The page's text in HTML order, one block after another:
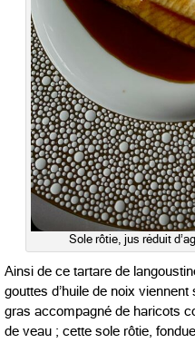
Sole rôtie, jus réduit
Ainsi de ce tartare de
gouttes d’huile de noix
gras accompagné de haricots
de veau ; cette sole rôtie,